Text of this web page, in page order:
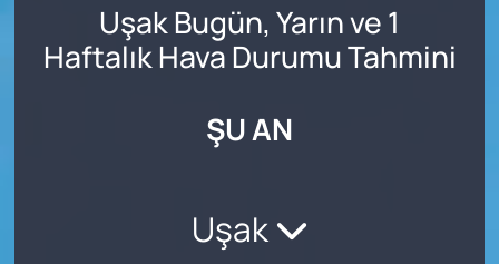
Uşak Bugün, Yarın ve 1
Haftalık Hava Durumu Tahmini
ŞU AN
Uşak
Süper Lig Puan Durumu ve Fikstür
Son Dakika Haberleri